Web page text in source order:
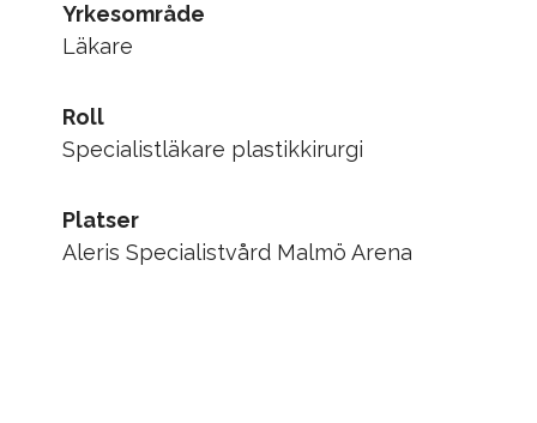
Yrkesområde
Läkare
Roll
Specialistläkare plastikkirurgi
Platser
Aleris Specialistvård Malmö Arena